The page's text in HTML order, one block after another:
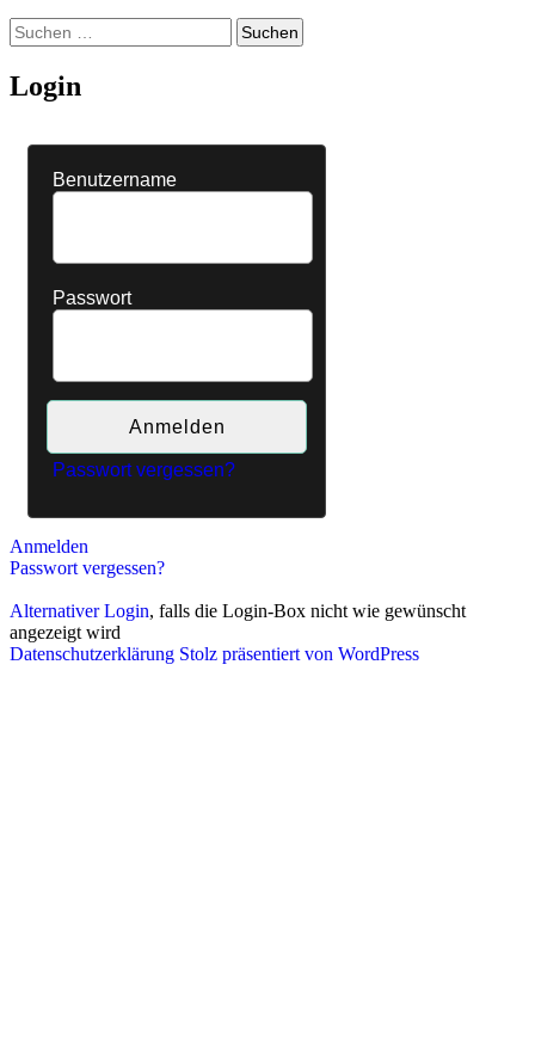
Suchen
nach:
Login
Benutzername
Passwort
Passwort vergessen?
Anmelden
Passwort vergessen?
Alternativer Login, falls die Login-Box nicht wie gewünscht
angezeigt wird
Datenschutzerklärung Stolz präsentiert von WordPress